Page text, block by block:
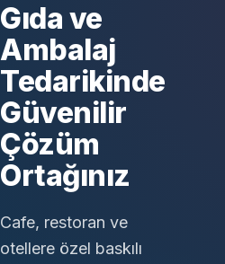
Gıda ve
Ambalaj
Tedarikinde
Güvenilir
Çözüm
Ortağınız
Cafe, restoran ve
otellere özel baskılı